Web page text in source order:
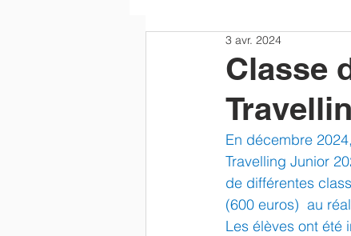
Classe
3 avr. 2024
En décembre
Travelling Junior
de différentes
(600 euros)  au
Les élèves ont été